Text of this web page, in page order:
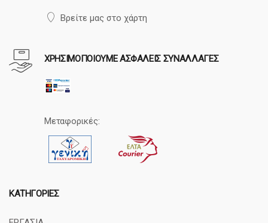
Βρείτε μας στο χάρτη
ΧΡΗΣΙΜΟΠΟΙΟΥΜΕ ΑΣΦΑΛΕΙΣ ΣΥΝΑΛΛΑΓΕΣ
Μεταφορικές:
ΚΑΤΗΓΟΡΊΕΣ